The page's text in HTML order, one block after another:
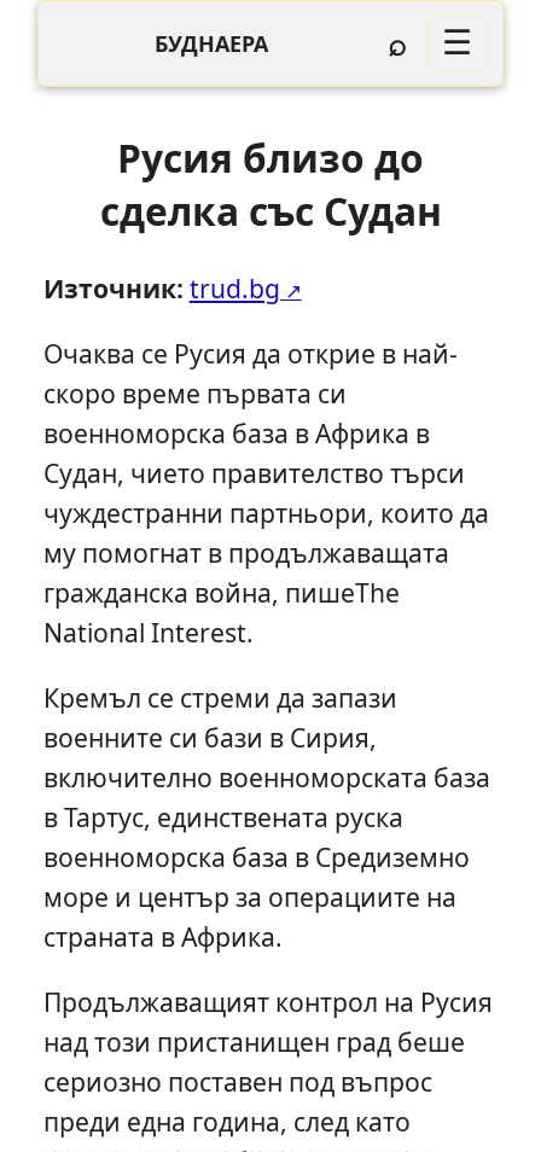
БУДНАЕРА ⌕ ☰
Русия близо до
сделка със Судан
Източник: trud.bg
Очаква се Русия да открие в най-
скоро време първата си
военноморска база в Африка в
Судан, чието правителство търси
чуждестранни партньори, които да
му помогнат в продължаващата
гражданска война, пишеThe
National Interest.
Кремъл се стреми да запази
военните си бази в Сирия,
включително военноморската база
в Тартус, единствената руска
военноморска база в Средиземно
море и център за операциите на
страната в Африка.
Продължаващият контрол на Русия
над този пристанищен град беше
сериозно поставен под въпрос
преди една година, след като